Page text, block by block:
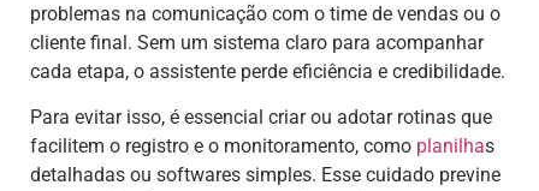
problemas na comunicação com o time de vendas ou o
cliente final. Sem um sistema claro para acompanhar
cada etapa, o assistente perde eficiência e credibilidade.
Para evitar isso, é essencial criar ou adotar rotinas que
facilitem o registro e o monitoramento, como planilhas
detalhadas ou softwares simples. Esse cuidado previne